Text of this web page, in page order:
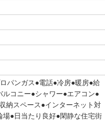
パンガス 電話 冷房 暖房 給
ルコニー シャワー エアコン
収納スペース インターネット対
場 日当たり良好 閑静な住宅街